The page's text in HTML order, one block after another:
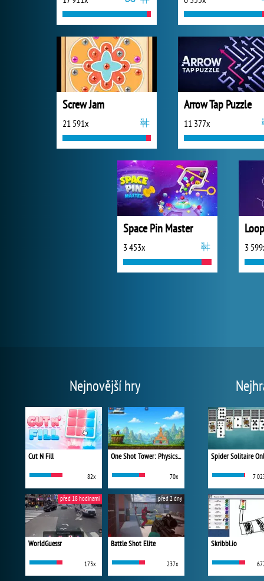
Screw Jam
21 591x
Arrow Tap Puzzle
11 377x
Space Pin Master
3 453x 3
Nejnovější hry
Cut N Fill
82x
One Shot Tower: Physics Destroyer
70x
WorldGuessr
173x
před 18 hodinami
Battle Shot Elite
237x
před 2 dny
Spider Solitaire
7
Skribbl.io